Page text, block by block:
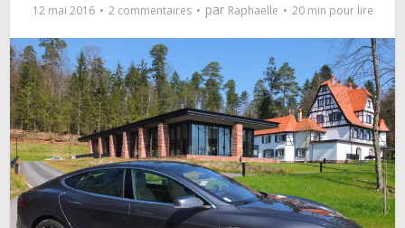
12 mai 2016 2 commentaires par Raphaelle 20 min pour lire